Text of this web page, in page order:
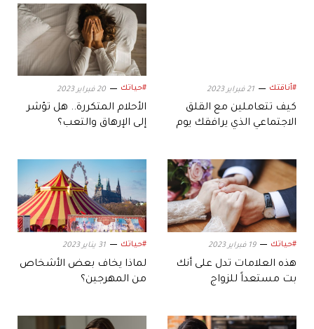
#أناقتك 21 فبراير 2023
كيف تتعاملين مع القلق
الاجتماعي الذي يرافقك يوم
#حياتك 20 فبراير 2023
الأحلام المتكررة.. هل تؤشر
إلى الإرهاق والتعب؟
#حياتك 19 فبراير 2023
هذه العلامات تدل على أنك
بت مستعداً للزواج
#حياتك 31 يناير 2023
لماذا يخاف بعض الأشخاص
من المهرجين؟